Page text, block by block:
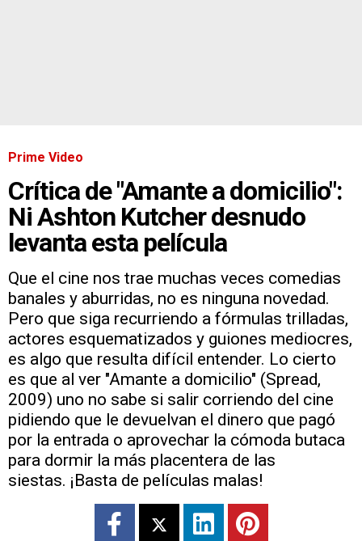
Prime Video
Crítica de "Amante a domicilio":
Ni Ashton Kutcher desnudo
levanta esta película
Que el cine nos trae muchas veces comedias
banales y aburridas, no es ninguna novedad.
Pero que siga recurriendo a fórmulas trilladas,
actores esquematizados y guiones mediocres,
es algo que resulta difícil entender. Lo cierto
es que al ver "Amante a domicilio" (Spread,
2009) uno no sabe si salir corriendo del cine
pidiendo que le devuelvan el dinero que pagó
por la entrada o aprovechar la cómoda butaca
para dormir la más placentera de las
siestas. ¡Basta de películas malas!